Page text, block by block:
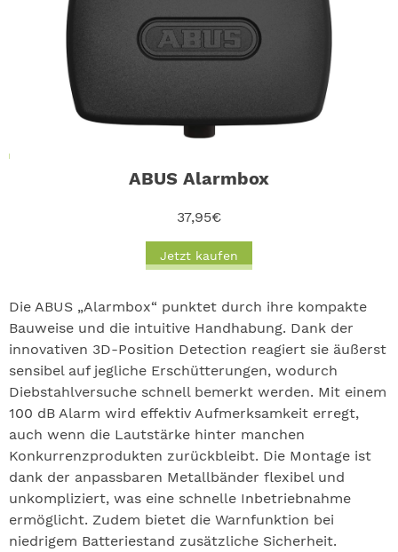
ABUS Alarmbox
37,95€
Jetzt kaufen
Die ABUS „Alarmbox“ punktet durch ihre kompakte
Bauweise und die intuitive Handhabung. Dank der
innovativen 3D-Position Detection reagiert sie äußerst
sensibel auf jegliche Erschütterungen, wodurch
Diebstahlversuche schnell bemerkt werden. Mit einem
100 dB Alarm wird effektiv Aufmerksamkeit erregt,
auch wenn die Lautstärke hinter manchen
Konkurrenzprodukten zurückbleibt. Die Montage ist
dank der anpassbaren Metallbänder flexibel und
unkompliziert, was eine schnelle Inbetriebnahme
ermöglicht. Zudem bietet die Warnfunktion bei
niedrigem Batteriestand zusätzliche Sicherheit.